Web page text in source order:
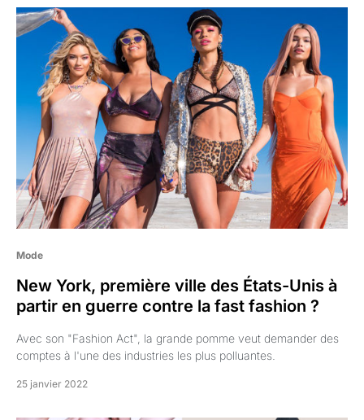
Mode
New York, première ville des États-Unis à
partir en guerre contre la fast fashion ?
Avec son "Fashion Act", la grande pomme veut demander des
comptes à l'une des industries les plus polluantes.
25 janvier 2022